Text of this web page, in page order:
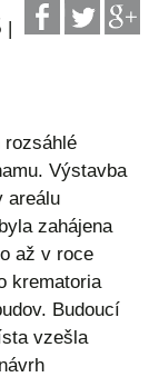
|
rozsáhlé
Výstavba
areálu
zahájena
až v roce
krematoria
Budoucí
vzešla